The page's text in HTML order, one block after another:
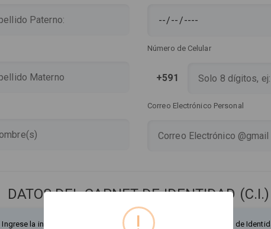
Número de Celular
+591
Correo Electrónico Personal
DATOS DEL CARNET DE IDENTIDAD (C.I.)
Ingrese la información exactamente como figura en su Documento de
!